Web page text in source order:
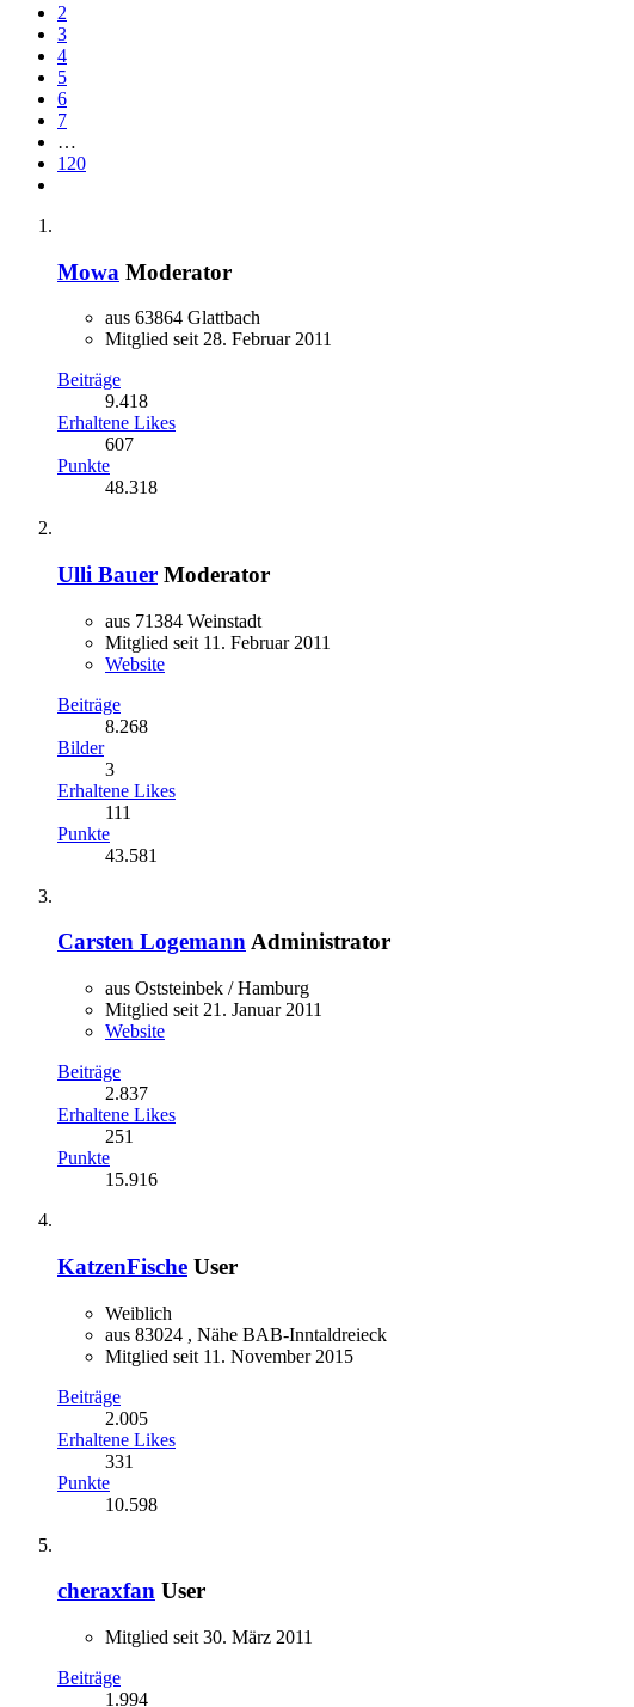
2
3
4
5
6
7
…
120
Mowa Moderator
aus 63864 Glattbach
Mitglied seit 28. Februar 2011
Beiträge
9.418
Erhaltene Likes
607
Punkte
48.318
Ulli Bauer Moderator
aus 71384 Weinstadt
Mitglied seit 11. Februar 2011
Website
Beiträge
8.268
Bilder
3
Erhaltene Likes
111
Punkte
43.581
Carsten LogemannAdministrator
aus Oststeinbek / Hamburg
Mitglied seit 21. Januar 2011
Website
Beiträge
2.837
Erhaltene Likes
251
Punkte
15.916
KatzenFische User
Weiblich
aus 83024 , Nähe BAB-Inntaldreieck
Mitglied seit 11. November 2015
Beiträge
2.005
Erhaltene Likes
331
Punkte
10.598
cheraxfan User
Mitglied seit 30. März 2011
Beiträge
1.994